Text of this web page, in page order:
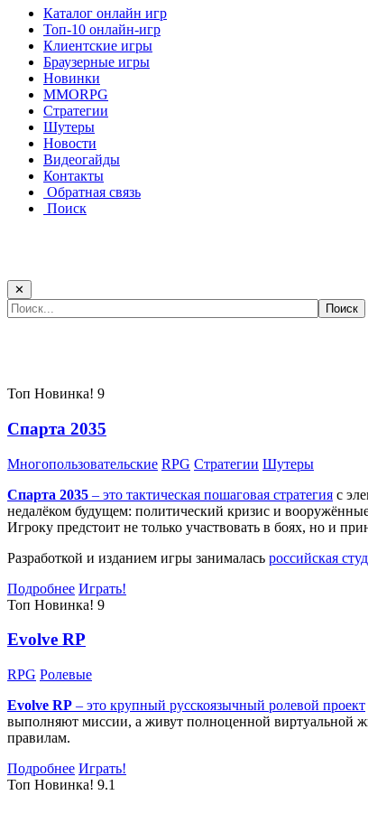
Каталог онлайн игр
Топ-10 онлайн-игр
Клиентские игры
Браузерные игры
Новинки
MMORPG
Стратегии
Шутеры
Новости
Видеогайды
Контакты
Обратная связь
Поиск
✕
Топ Новинка! 9
Спарта 2035
Многопользовательские RPG Стратегии Шутеры
Спарта 2035 – это тактическая пошаговая стратегия с
недалёком будущем: политический кризис и
Игроку предстоит не только участвовать в боях, но и
Разработкой и изданием игры занималась российская
Подробнее Играть!
Топ Новинка! 9
Evolve RP
RPG Ролевые
Evolve RP – это крупный русскоязычный ролевой проект
выполняют миссии, а живут полноценной виртуальной
правилам.
Подробнее Играть!
Топ Новинка! 9.1